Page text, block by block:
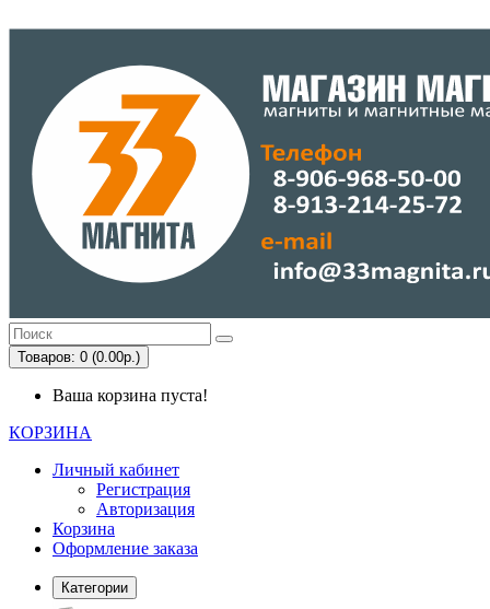
Товаров: 0 (0.00р.)
Ваша корзина пуста!
КОРЗИНА
Личный кабинет
Регистрация
Авторизация
Корзина
Оформление заказа
Категории